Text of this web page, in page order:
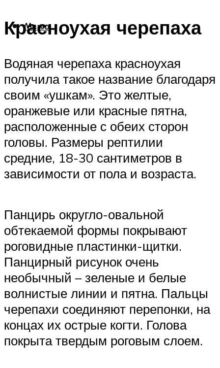
Меню
Красноухая черепаха
Водяная черепаха красноухая
получила такое название благодаря
своим «ушкам». Это желтые,
оранжевые или красные пятна,
расположенные с обеих сторон
головы. Размеры рептилии
средние, 18-30 сантиметров в
зависимости от пола и возраста.
Панцирь округло-овальной
обтекаемой формы покрывают
роговидные пластинки-щитки.
Панцирный рисунок очень
необычный – зеленые и белые
волнистые линии и пятна. Пальцы
черепахи соединяют перепонки, на
концах их острые когти. Голова
покрыта твердым роговым слоем.